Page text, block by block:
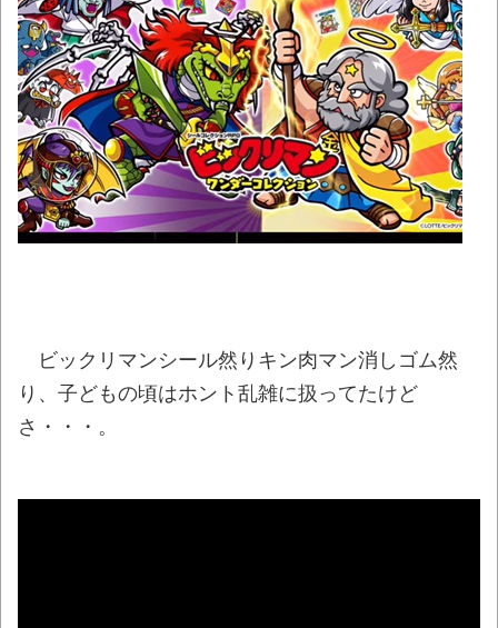
【画像】寺田心さん(18)、筋トレした結果無
事かわいくなるｗｗｗｗｗNEW!
【規格外】実在する歴史上の人物で「こい
つチートだろ…」と思った奴あげてけNEW!
記者「中革連は食料品消費税ゼロを公約に
掲げていたが？」→階猛氏「それは財源確保と
いう条件付き」NEW!
っている目覚まし時計のデザインが悪夢すぎる
ｗｗｗ NEW!
まっぷたつに…日本レトロゲーム協会がゲー
ビックリマンシール然りキン肉マン消しゴム然
り、子どもの頃はホント乱雑に扱ってたけど
さ・・・。